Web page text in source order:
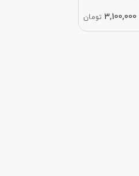
3,100,000 تومان